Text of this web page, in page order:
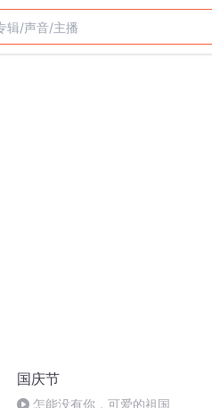
国庆节
怎能没有你，可爱的祖国